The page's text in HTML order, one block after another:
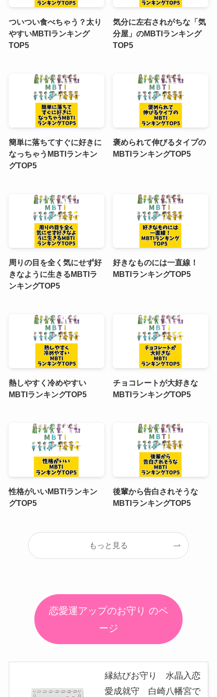
ついつい食べちゃう？太り
やすいMBTIランキング
TOP5
気分に左右されがちな「気
分屋」のMBTIランキング
TOP5
簡単に落ちてすぐに好きに
なっちゃうMBTIランキン
グTOP5
褒められて伸びるタイプの
MBTIランキングTOP5
周りの目を全く気にせず好
きなように生きるMBTIラ
ンキングTOP5
好きなものには一直線！
MBTIランキングTOP5
熱しやすく冷めやすい
MBTIランキングTOP5
チョコレートが大好きな
MBTIランキングTOP5
性格がいいMBTIランキン
グTOP5
後輩から告白されそうな
MBTIランキングTOP5
もっと見る
恋愛運アップのお守り のペ
ージ
縁結びお守り 水晶入恋
愛成就守 白崎八幡宮で